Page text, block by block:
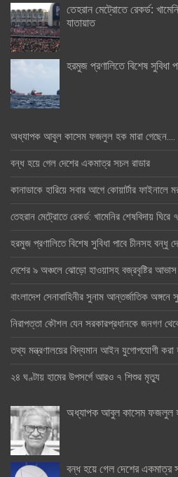
তেহরান মেট্রোতে রেকর্ড:
যাতায়াত
হরমুজ প্রণালিতে বিশেষ সুবিধা
অধ্যাপক আবুল কাসেম ফজলুল হক মারা গেছেন….
বন্ধ হয়ে গেল দেশের একমাত্র সচল রাডার
কানাডাকে হারিয়ে সবার আগে কোয়ার্টার ফাইনালে
তেহরান মেট্রোতে রেকর্ড: খামেনির শেষবিদায় ঘিরে
হরমুজ প্রণালিতে বিশেষ সুবিধা পাবে চীনসহ বন্ধু
দেশের ৯ অঞ্চলে ঝোড়ো হাওয়াসহ বজ্রবৃষ্টির আভাস
বাংলাদেশ সেনাবাহিনীর সুনাম আন্তর্জাতিক অঙ্গনে
নিরাপত্তা কৌশল যেন সরকারপ্রধানকে জনগণ থেকে
তথ্য মন্ত্রণালয়ের বিদ্যমান আইন যুগোপযোগী করা
২৪ ঘণ্টায় হামের উপসর্গে আরও ৭ শিশুর মৃত্যু
অধ্যাপক আবুল কাসেম ফজলুল
বন্ধ হয়ে গেল দেশের একমাত্র